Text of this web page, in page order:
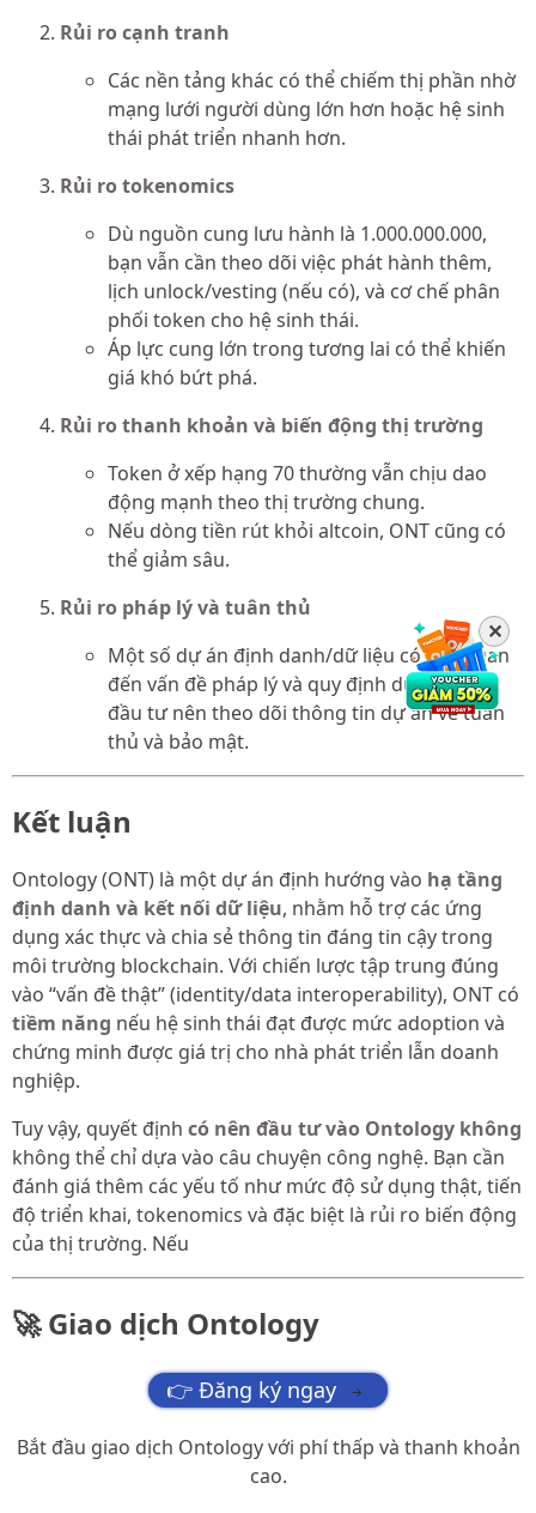
Rủi ro cạnh tranh
Các nền tảng khác có thể chiếm thị phần nhờ
mạng lưới người dùng lớn hơn hoặc hệ sinh
thái phát triển nhanh hơn.
Rủi ro tokenomics
Dù nguồn cung lưu hành là 1.000.000.000,
bạn vẫn cần theo dõi việc phát hành thêm,
lịch unlock/vesting (nếu có), và cơ chế phân
phối token cho hệ sinh thái.
Áp lực cung lớn trong tương lai có thể khiến
giá khó bứt phá.
Rủi ro thanh khoản và biến động thị trường
Token ở xếp hạng 70 thường vẫn chịu dao
động mạnh theo thị trường chung.
Nếu dòng tiền rút khỏi altcoin, ONT cũng có
thể giảm sâu.
Rủi ro pháp lý và tuân thủ
Một số dự án định danh/dữ liệu có liên quan
đến vấn đề pháp lý và quy định dữ liệu. Nhà
đầu tư nên theo dõi thông tin dự án về tuân
thủ và bảo mật.
Kết luận
Ontology (ONT) là một dự án định hướng vào hạ tầng
định danh và kết nối dữ liệu, nhằm hỗ trợ các ứng
dụng xác thực và chia sẻ thông tin đáng tin cậy trong
môi trường blockchain. Với chiến lược tập trung đúng
vào “vấn đề thật” (identity/data interoperability), ONT có
tiềm năng nếu hệ sinh thái đạt được mức adoption và
chứng minh được giá trị cho nhà phát triển lẫn doanh
nghiệp.
Tuy vậy, quyết định có nên đầu tư vào Ontology không
không thể chỉ dựa vào câu chuyện công nghệ. Bạn cần
đánh giá thêm các yếu tố như mức độ sử dụng thật, tiến
độ triển khai, tokenomics và đặc biệt là rủi ro biến động
của thị trường. Nếu
🚀 Giao dịch Ontology
👉 Đăng ký ngay →
Bắt đầu giao dịch Ontology với phí thấp và thanh khoản
cao.
✕